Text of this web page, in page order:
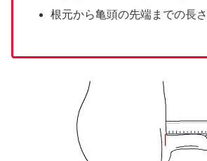
根元から亀頭の先端までの長